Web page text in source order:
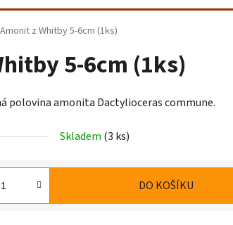
Amonit z Whitby 5-6cm (1ks)
5-6cm (1ks)
polovina amonita Dactylioceras commune.
Skladem (3 ks)
DO KOŠÍKU